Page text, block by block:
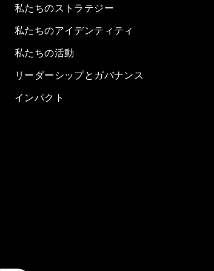
私たちのストラテジー
私たちのアイデンティティ
私たちの活動
リーダーシップとガバナンス
インパクト